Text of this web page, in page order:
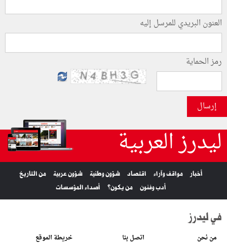
العنون البريدي للمرسل إليه
رمز الحماية
إرسال
ليدرز العربية
أخبار مواقف وآراء اقتصاد شؤون وطنية شؤون عربية
من التاريخ
أدب وفنون
من يكون؟ أصداء المؤسسات
في ليدرز
من نحن اتصل بنا خريطة الموقع